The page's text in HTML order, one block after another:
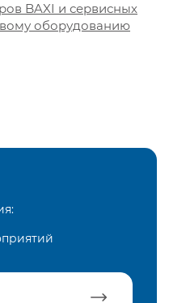
BAXI и сервисных
оборудованию